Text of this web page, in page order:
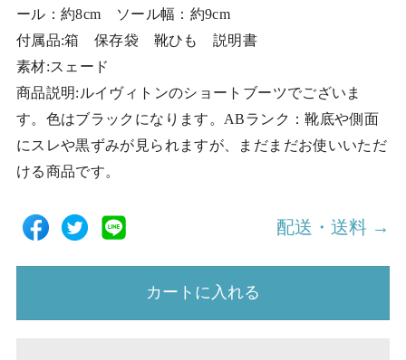
ール：約8cm ソール幅：約9cm
付属品:箱 保存袋 靴ひも 説明書
素材:スェード
商品説明:ルイヴィトンのショートブーツでございま
す。色はブラックになります。ABランク：靴底や側面
にスレや黒ずみが見られますが、まだまだお使いいただ
ける商品です。
配送・送料 →
カートに入れる